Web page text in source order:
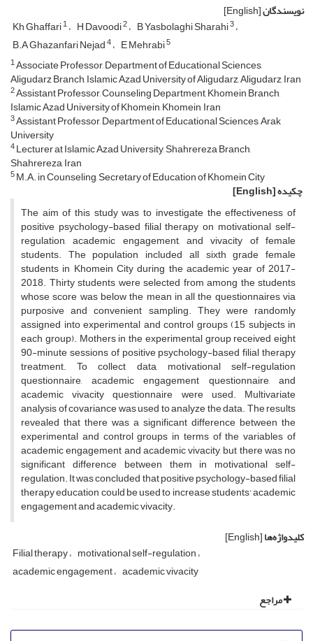
نویسندگان[English]
Kh Ghaffari1 H Davoodi2 B Yasbolaghi Sharahi3
B.A Ghazanfari Nejad4 E Mehrabi5
1Associate Professor, Department of Educational Sciences,
Aligudarz Branch, Islamic Azad University of Aligudarz, Aligudarz, Iran
2Assistant Professor, Counseling Department, Khomein Branch,
Islamic Azad University of Khomein, Khomein, Iran
3Assistant Professor, Department of Educational Sciences, Arak
University
4Lecturer at Islamic Azad University, Shahrereza Branch,
Shahrereza, Iran
5M.A. in Counseling, Secretary of Education of Khomein City
چکیده[English]
The aim of this study was to investigate the effectiveness of
positive psychology-based filial therapy on motivational self-
regulation, academic engagement, and vivacity of female
students. The population included all sixth grade female
students in Khomein City during the academic year of 2017-
2018. Thirty students were selected from among the students
whose score was below the mean in all the questionnaires via
purposive and convenient sampling. They were randomly
assigned into experimental and control groups (15 subjects in
each group). Mothers in the experimental group received eight
90-minute sessions of positive psychology-based filial therapy
treatment. To collect data, motivational self-regulation
questionnaire, academic engagement questionnaire, and
academic vivacity questionnaire were used. Multivariate
analysis of covariance was used to analyze the data. The results
revealed that there was a significant difference between the
experimental and control groups in terms of the variables of
academic engagement and academic vivacity, but there was no
significant difference between them in motivational self-
regulation. It was concluded that positive psychology-based filial
therapy education could be used to increase students' academic
engagement and academic vivacity.
کلیدواژه‌ها[English]
Filial therapy motivational self-regulation
academic engagement academic vivacity
مراجع